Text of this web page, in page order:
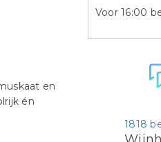
en
én
Voor 16:00
1818